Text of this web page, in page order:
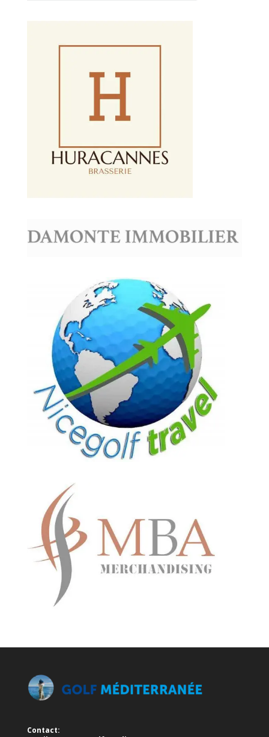
Contact: